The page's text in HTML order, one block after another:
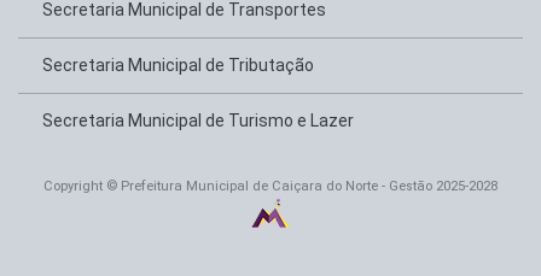
Secretaria Municipal de Transportes
Secretaria Municipal de Tributação
Secretaria Municipal de Turismo e Lazer
Copyright © Prefeitura Municipal de Caiçara do Norte - Gestão 2025-2028